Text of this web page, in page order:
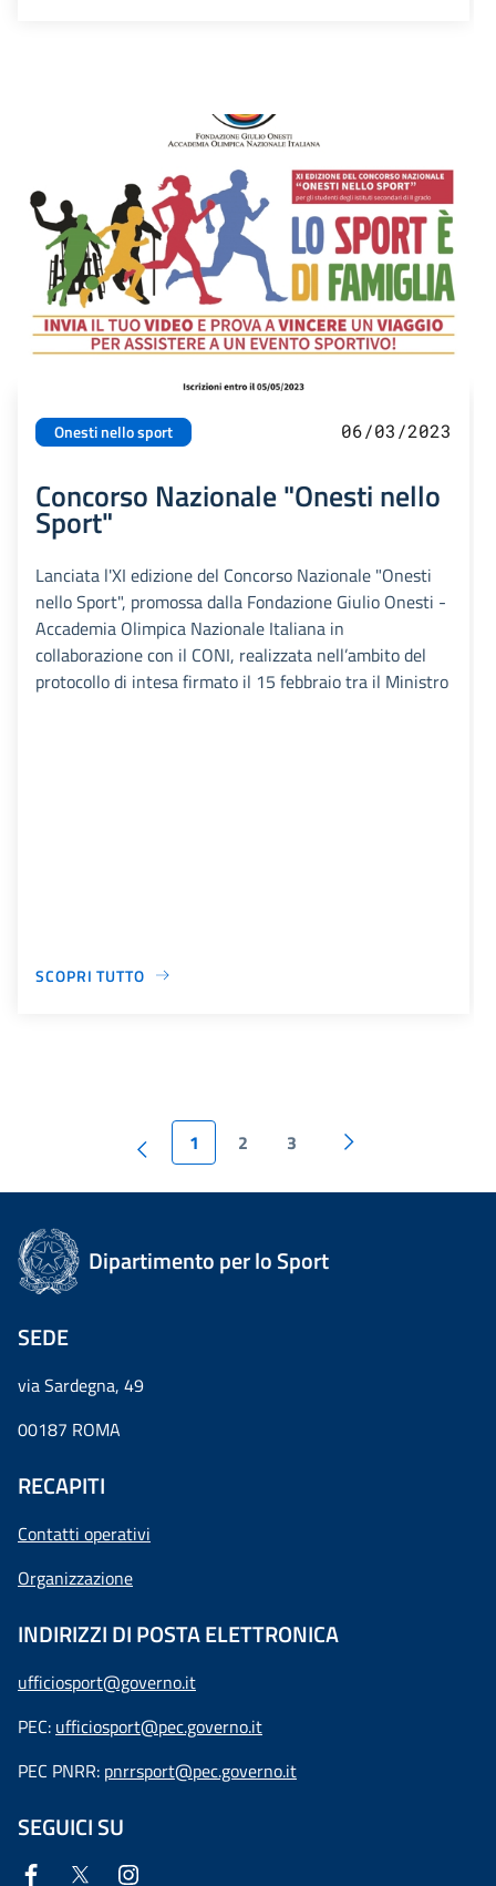
Onesti nello sport 06/03/2023
Concorso Nazionale "Onesti nello
Sport"
Lanciata l'XI edizione del Concorso Nazionale "Onesti
nello Sport", promossa dalla Fondazione Giulio Onesti -
Accademia Olimpica Nazionale Italiana in
collaborazione con il CONI, realizzata nell’ambito del
protocollo di intesa firmato il 15 febbraio tra il Ministro
SCOPRI TUTTO
1 2 3
Dipartimento per lo Sport
SEDE
via Sardegna, 49
00187 ROMA
RECAPITI
Contatti operativi
Organizzazione
INDIRIZZI DI POSTA ELETTRONICA
ufficiosport@governo.it
PEC: ufficiosport@pec.governo.it
PEC PNRR: pnrrsport@pec.governo.it
SEGUICI SU